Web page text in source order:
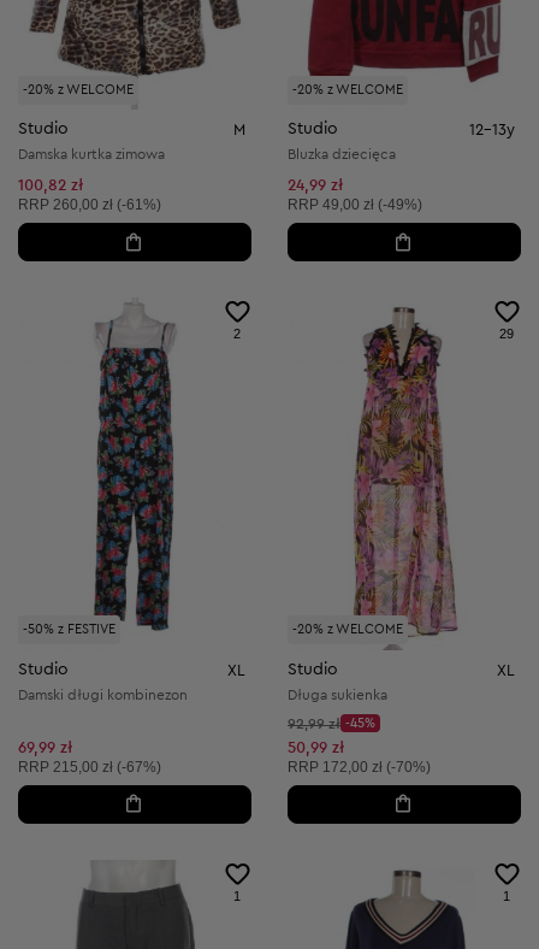
-20% z WELCOME
Studio M
Damska kurtka zimowa
100,82 zł
Cena sugerowana:
RRP 260,00 zł (-61%)
-20% z WELCOME
Studio 12-13y
Bluzka dziecięca
24,99 zł
Cena sugerowana:
RRP 49,00 zł (-49%)
-50% z FESTIVE
2
Studio XL
Damski długi kombinezon
69,99 zł
Cena sugerowana:
RRP 215,00 zł (-67%)
-20% z WELCOME
29
Studio XL
Długa sukienka
Cena początkowa:
92,99 zł
Discount Price:
-45%
Obniżona cena:
50,99 zł
Cena sugerowana:
RRP 172,00 zł (-70%)
1 1